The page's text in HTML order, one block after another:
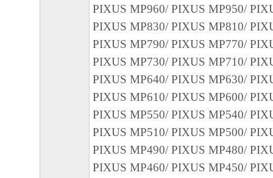
PIXUS MP960/ PIXUS MP950/
PIXUS MP830/ PIXUS MP810/
PIXUS MP790/ PIXUS MP770/
PIXUS MP730/ PIXUS MP710/
PIXUS MP640/ PIXUS MP630/
PIXUS MP610/ PIXUS MP600/
PIXUS MP550/ PIXUS MP540/
PIXUS MP510/ PIXUS MP500/
PIXUS MP490/ PIXUS MP480/
PIXUS MP460/ PIXUS MP450/